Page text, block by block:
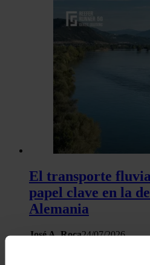
El transporte
papel clave en la
Alemania
José A. Roca24/07/2026